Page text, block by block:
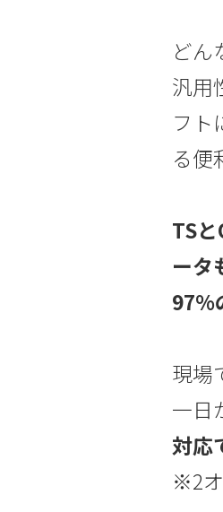
どん
汎用
フト
る便
TS
ータ
97%
現場
一日
対応
※2オ